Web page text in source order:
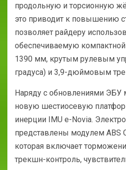
продольную и торсионную
это приводит к повышению
позволяет райдеру
обеспечиваемую
1390 мм, крутым рулевым
градуса) и 3,9-дюймовым
Наряду с обновлениями ЭБУ
новую шестиосевую
инерции IMU e-Novia.
представлены модулем ABS
которая включает
трекшн-контроль,